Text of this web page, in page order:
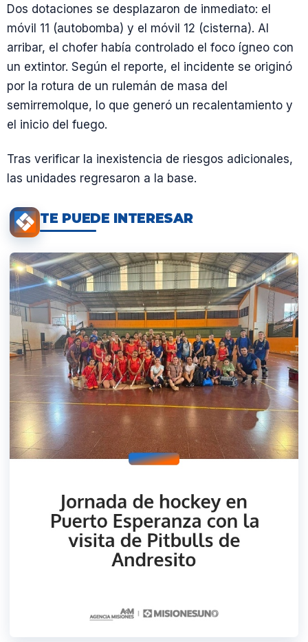
Dos dotaciones se desplazaron de inmediato: el
móvil 11 (autobomba) y el móvil 12 (cisterna). Al
arribar, el chofer había controlado el foco ígneo con
un extintor. Según el reporte, el incidente se originó
por la rotura de un rulemán de masa del
semirremolque, lo que generó un recalentamiento y
el inicio del fuego.
Tras verificar la inexistencia de riesgos adicionales,
las unidades regresaron a la base.
TE PUEDE INTERESAR